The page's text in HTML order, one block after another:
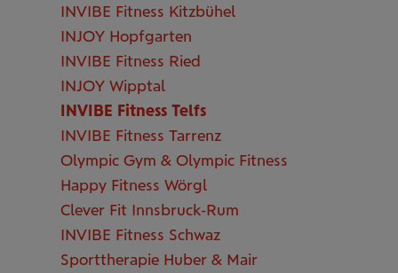
INVIBE Fitness Kitzbühel
INJOY Hopfgarten
INVIBE Fitness Ried
INJOY Wipptal
INVIBE Fitness Telfs
INVIBE Fitness Tarrenz
Olympic Gym & Olympic Fitness
Happy Fitness Wörgl
Clever Fit Innsbruck-Rum
INVIBE Fitness Schwaz
Sporttherapie Huber & Mair